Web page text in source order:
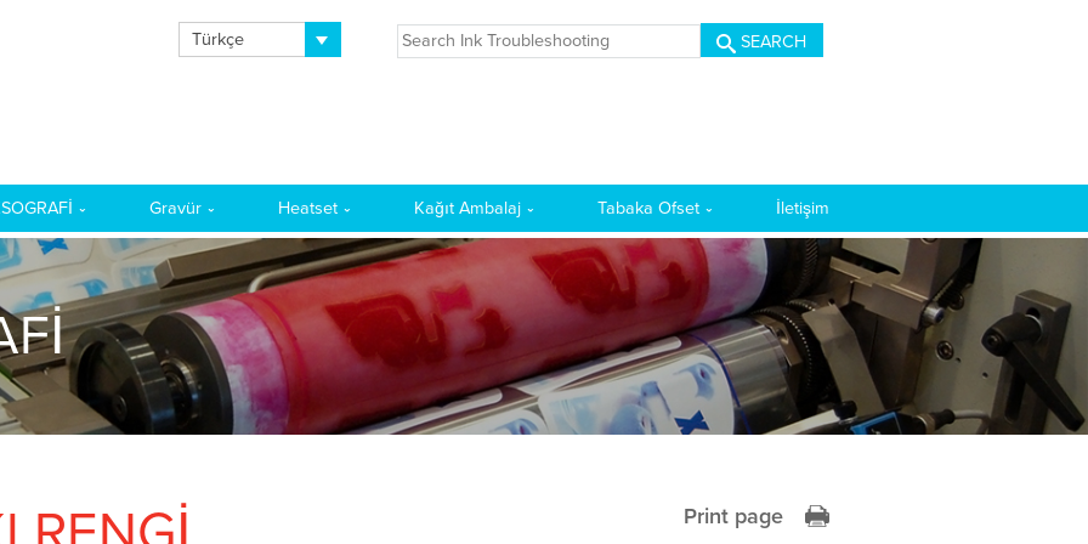
Türkçe SEARCH
Gravür Heatset Kağıt Ambalaj Tabaka Ofset İletişim
Print page